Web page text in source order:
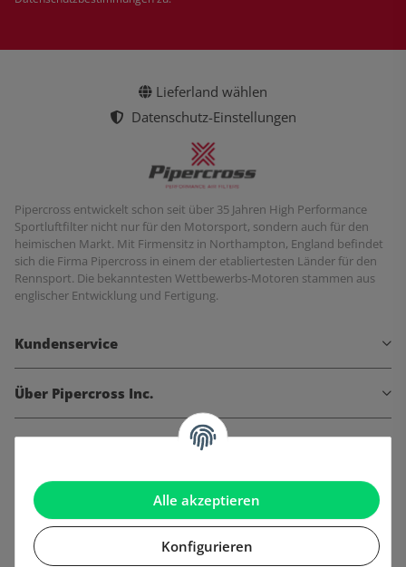
Alle akzeptieren
Konfigurieren
Lieferland wählen
Datenschutz-Einstellungen
Pipercross entwickelt schon seit über 35 Jahren High Performance
Sportluftfilter nicht nur für den Motorsport, sondern auch für den
heimischen Markt. Mit Firmensitz in Northampton, England befindet
sich die Firma Pipercross in einem der etabliertesten Länder für den
Rennsport. Die bekanntesten Wettbewerbs-Motoren stammen aus
englischer Entwicklung und Fertigung.
Kundenservice
Über Pipercross Inc.
Informationen
Gesetzliche Informationen